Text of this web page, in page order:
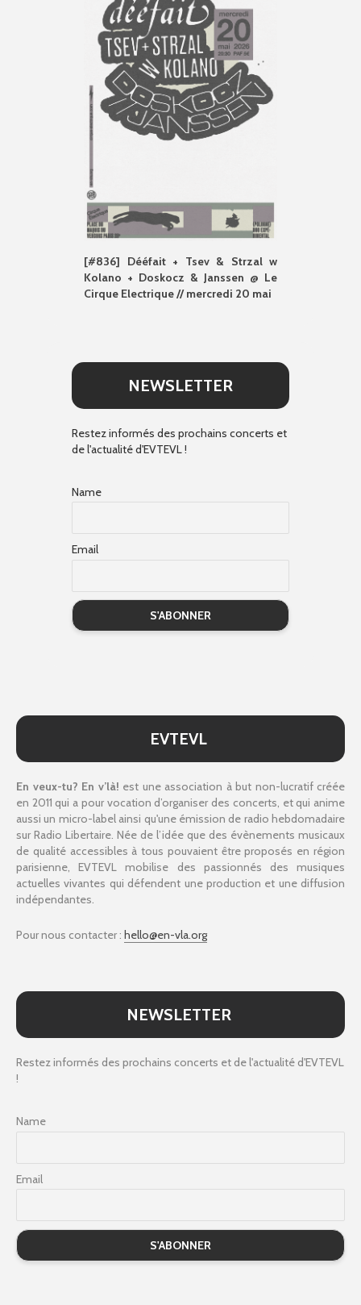
[#836] Dééfait + Tsev & Strzal w
Kolano + Doskocz & Janssen @ Le
Cirque Electrique // mercredi 20 mai
NEWSLETTER
Restez informés des prochains concerts et
de l'actualité d'EVTEVL !
Name
Email
EVTEVL
En veux-tu? En v’là! est une association à but non-lucratif créée
en 2011 qui a pour vocation d’organiser des concerts, et qui anime
aussi un micro-label ainsi qu'une émission de radio hebdomadaire
sur Radio Libertaire. Née de l’idée que des évènements musicaux
de qualité accessibles à tous pouvaient être proposés en région
parisienne, EVTEVL mobilise des passionnés des musiques
actuelles vivantes qui défendent une production et une diffusion
indépendantes.
Pour nous contacter : hello@en-vla.org
NEWSLETTER
Restez informés des prochains concerts et de l'actualité d'EVTEVL
!
Name
Email